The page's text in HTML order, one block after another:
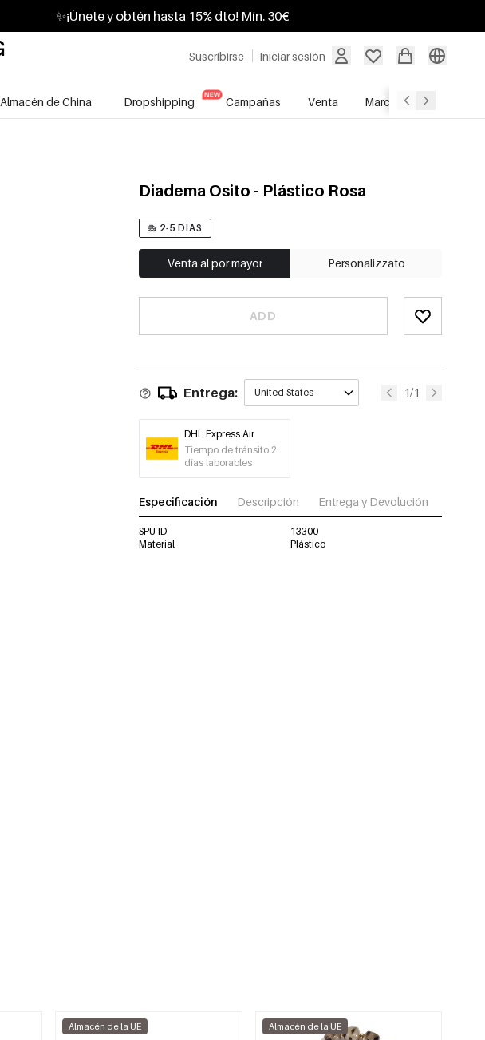
✨¡Únete y obtén hasta 15% dto! Mín. 30€
Suscribirse Iniciar sesión
Almacén de China Dropshipping Campañas Venta Marcas
Diadema Osito - Plástico Rosa
2-5 DÍAS
Venta al por mayor Personalizzato
ADD
Entrega: United States 1/1
DHL Express Air
Tiempo de tránsito 2
días laborables
Especificación Descripción Entrega y Devolución
SPU ID
13300
Material
Plástico
Almacén de la UE Almacén de la UE